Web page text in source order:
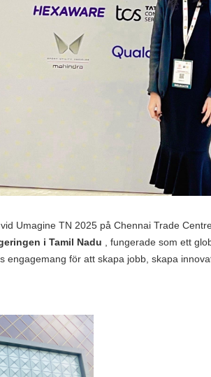
Umagine TN 2025 på Chennai Trade
i Tamil Nadu , fungerade som ett
engagemang för att skapa jobb, skapa